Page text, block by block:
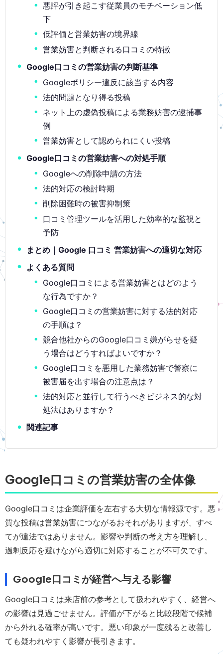
悪評が引き起こす従業員のモチベーション低
下
低評価と営業妨害の境界線
営業妨害と判断される口コミの特徴
Google口コミの営業妨害の判断基準
Googleポリシー違反に該当する内容
法的問題となり得る投稿
ネット上の虚偽投稿による業務妨害の逮捕事
例
営業妨害として認められにくい投稿
Google口コミの営業妨害への対処手順
Googleへの削除申請の方法
法的対応の検討時期
削除困難時の被害抑制策
口コミ管理ツールを活用した効率的な監視と
予防
まとめ｜Google 口コミ 営業妨害への適切な対応
よくある質問
Google口コミによる営業妨害とはどのよう
な行為ですか？
Google口コミの営業妨害に対する法的対応
の手順は？
競合他社からのGoogle口コミ嫌がらせを疑
う場合はどうすればよいですか？
Google口コミを悪用した業務妨害で警察に
被害届を出す場合の注意点は？
法的対応と並行して行うべきビジネス的な対
処法はありますか？
関連記事
Google口コミの営業妨害の全体像
Google口コミは企業評価を左右する大切な情報源です。悪
質な投稿は営業妨害につながるおそれがありますが、すべ
てが違法ではありません。影響や判断の考え方を理解し、
過剰反応を避けながら適切に対応することが不可欠です。
Google口コミが経営へ与える影響
Google口コミは来店前の参考として扱われやすく、経営へ
の影響は見過ごせません。評価が下がると比較段階で候補
から外れる確率が高いです。悪い印象が一度残ると改善し
ても疑われやすく影響が長引きます。